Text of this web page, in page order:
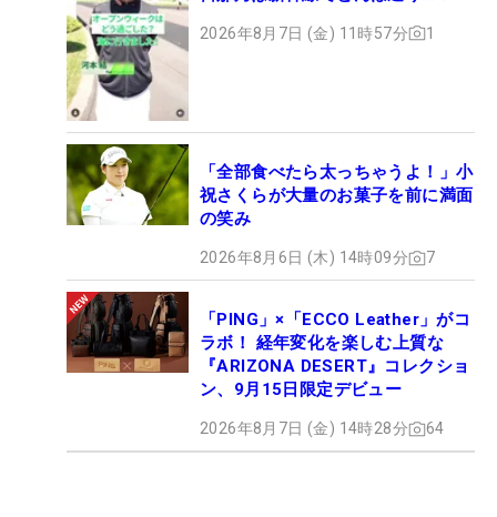
2026年8月7日 (金) 11時57分 1
「全部食べたら太っちゃうよ！」小
祝さくらが大量のお菓子を前に満面
の笑み
2026年8月6日 (木) 14時09分 7
「PING」×「ECCO Leather」がコ
ラボ！ 経年変化を楽しむ上質な
『ARIZONA DESERT』コレクショ
ン、9月15日限定デビュー
2026年8月7日 (金) 14時28分 64